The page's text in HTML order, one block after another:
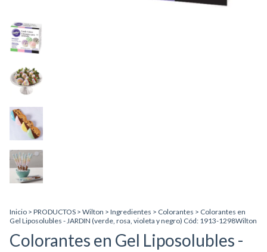
Inicio > PRODUCTOS > Wilton > Ingredientes > Colorantes > Colorantes en
Gel Liposolubles - JARDIN (verde, rosa, violeta y negro) Cód: 1913-1298Wilton
Colorantes en Gel Liposolubles -